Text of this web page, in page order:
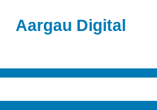
Aargau Digital